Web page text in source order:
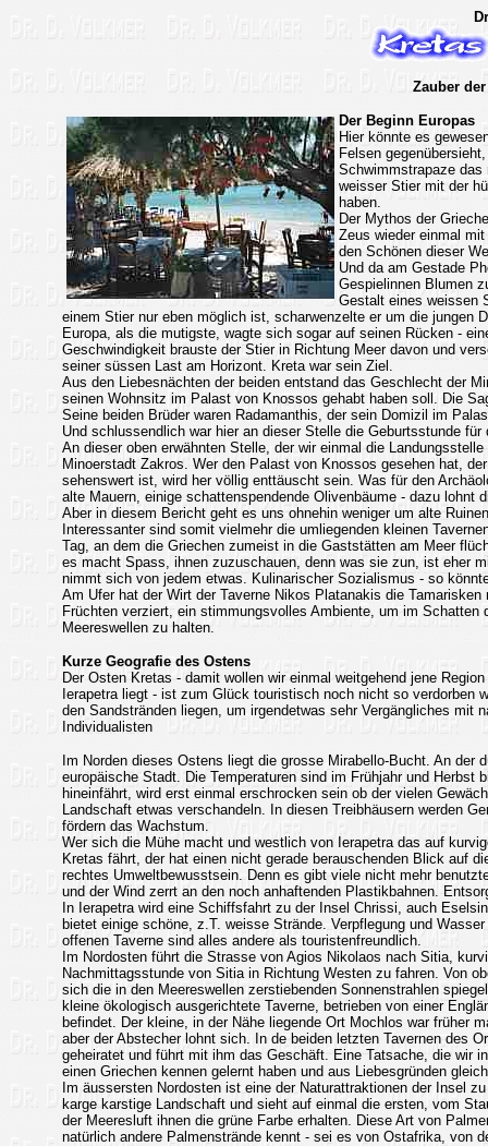
Zauber
Der Beginn Europas
Hier könnte es
Felsen
Schwimmstrapaze das
weisser Stier mit der
haben.
Der Mythos der
Zeus wieder einmal
den Schönen dieser
Und da am Gestade
Gespielinnen Blumen
Gestalt eines weissen
einem Stier nur eben möglich ist, scharwenzelte er um die jungen
Europa, als die mutigste, wagte sich sogar auf seinen Rücken -
Geschwindigkeit brauste der Stier in Richtung Meer davon und
seiner süssen Last am Horizont. Kreta war sein Ziel.
Aus den Liebesnächten der beiden entstand das Geschlecht der
seinen Wohnsitz im Palast von Knossos gehabt haben soll. Die
Seine beiden Brüder waren Radamanthis, der sein Domizil im
Und schlussendlich war hier an dieser Stelle die Geburtsstunde
An dieser oben erwähnten Stelle, der wir einmal die
Minoerstadt Zakros. Wer den Palast von Knossos gesehen hat,
sehenswert ist, wird her völlig enttäuscht sein. Was für den
alte Mauern, einige schattenspendende Olivenbäume - dazu lohnt
Aber in diesem Bericht geht es uns ohnehin weniger um alte
Interessanter sind somit vielmehr die umliegenden kleinen
Tag, an dem die Griechen zumeist in die Gaststätten am Meer
es macht Spass, ihnen zuzuschauen, denn was sie zun, ist eher
nimmt sich von jedem etwas. Kulinarischer Sozialismus - so
Am Ufer hat der Wirt der Taverne Nikos Platanakis die
Früchten verziert, ein stimmungsvolles Ambiente, um im
Meereswellen zu halten.
Kurze Geografie des Ostens
Der Osten Kretas - damit wollen wir einmal weitgehend jene
Ierapetra liegt - ist zum Glück touristisch noch nicht so verdorben
den Sandstränden liegen, um irgendetwas sehr Vergängliches
Individualisten
Im Norden dieses Ostens liegt die grosse Mirabello-Bucht. An
europäische Stadt. Die Temperaturen sind im Frühjahr und
hineinfährt, wird erst einmal erschrocken sein ob der vielen
Landschaft etwas verschandeln. In diesen Treibhäusern werden
fördern das Wachstum.
Wer sich die Mühe macht und westlich von Ierapetra das auf
Kretas fährt, der hat einen nicht gerade berauschenden Blick auf
rechtes Umweltbewusstsein. Denn es gibt viele nicht mehr
und der Wind zerrt an den noch anhaftenden Plastikbahnen.
In Ierapetra wird eine Schiffsfahrt zu der Insel Chrissi, auch
bietet einige schöne, z.T. weisse Strände. Verpflegung und
offenen Taverne sind alles andere als touristenfreundlich.
Im Nordosten führt die Strasse von Agios Nikolaos nach Sitia,
Nachmittagsstunde von Sitia in Richtung Westen zu fahren. Von
sich die in den Meereswellen zerstiebenden Sonnenstrahlen
kleine ökologisch ausgerichtete Taverne, betrieben von einer
befindet. Der kleine, in der Nähe liegende Ort Mochlos war früher
aber der Abstecher lohnt sich. In de beiden letzten Tavernen des
geheiratet und führt mit ihm das Geschäft. Eine Tatsache, die wir
einen Griechen kennen gelernt haben und aus Liebesgründen
Im äussersten Nordosten ist eine der Naturattraktionen der Insel
karge karstige Landschaft und sieht auf einmal die ersten, vom
der Meeresluft ihnen die grüne Farbe erhalten. Diese Art von
natürlich andere Palmenstrände kennt - sei es von Ostafrika, von